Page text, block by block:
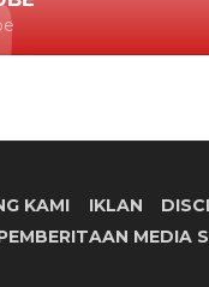
KAMI IKLAN
MEDIA